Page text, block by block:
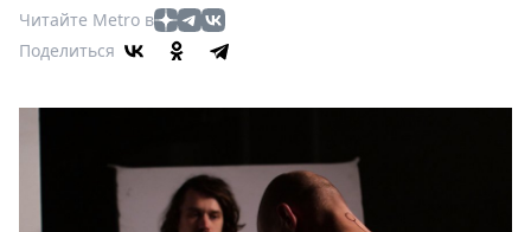
Афиша
Книги
Пресс-
О
Metro
Читайте Metro в
Поделиться